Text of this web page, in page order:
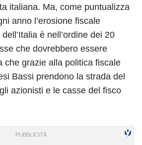
italiana. Ma, come puntualizza
anno l’erosione fiscale
è nell’ordine dei 20
che dovrebbero essere
che grazie alla politica fiscale
Bassi prendono la strada del
azionisti e le casse del fisco